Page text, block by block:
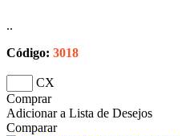
..
Código: 3018
CX
Comprar
Adicionar a Lista de Desejos
Comparar